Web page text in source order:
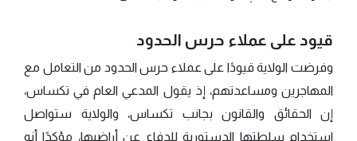
قيود على عملاء حرس الحدود
وفرضت الولاية قيودًا على عملاء حرس الحدود من التعامل مع
المهاجرين ومساعدتهم، إذ يقول المدعي العام في تكساس،
إن الحقائق والقانون بجانب تكساس، والولاية ستواصل
استخدام سلطتها الدستورية للدفاع عن أراضيها، مؤكدًا أنه